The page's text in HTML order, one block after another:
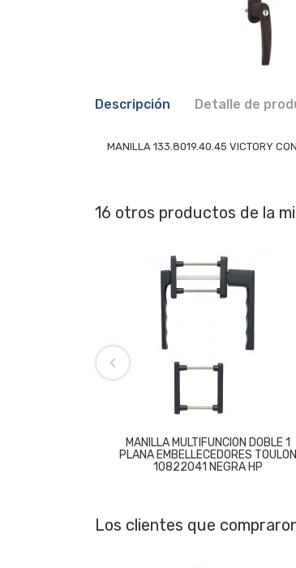
Descripción Detalle de
MANILLA 133.8019.40.45 VICTORY
16 otros productos de la
MANILLA MULTIFUNCION DOBLE 1
PLANA EMBELLECEDORES TOULON
10822041 NEGRA HP
Los clientes que